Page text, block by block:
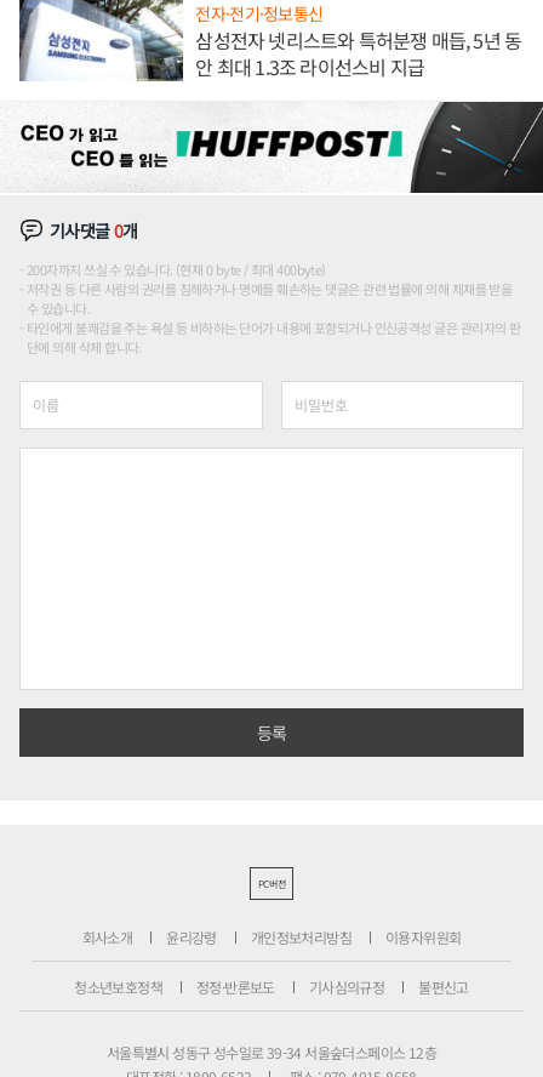
전자·전기·정보통신
삼성전자 넷리스트와 특허분쟁 매듭, 5년 동
안 최대 1.3조 라이선스비 지급
기사댓글0개
200자까지 쓰실 수 있습니다. (현재 0 byte / 최대 400byte)
저작권 등 다른 사람의 권리를 침해하거나 명예를 훼손하는 댓글은 관련 법률에 의해 제재를 받을
수 있습니다.
타인에게 불쾌감을 주는 욕설 등 비하하는 단어가 내용에 포함되거나 인신공격성 글은 관리자의 판
단에 의해 삭제 합니다.
PC버전
회사소개 윤리강령 개인정보처리방침 이용자위원회
청소년보호정책 정정·반론보도 기사심의규정 불편신고
서울특별시 성동구 성수일로 39-34 서울숲더스페이스 12층